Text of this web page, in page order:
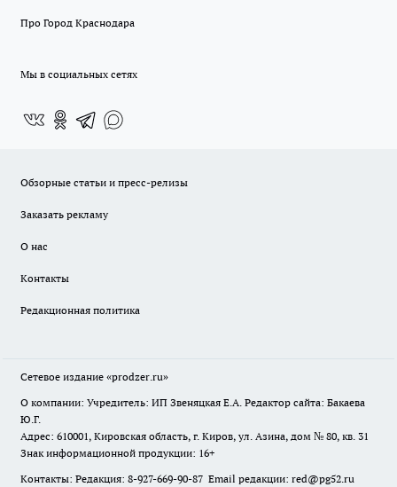
Про Город Краснодара
Мы в социальных сетях
Обзорные статьи и пресс-релизы
Заказать рекламу
О нас
Контакты
Редакционная политика
Сетевое издание «prodzer.ru»
О компании: Учредитель: ИП Звеняцкая Е.А. Редактор сайта: Бакаева
Ю.Г.
Адрес: 610001, Кировская область, г. Киров, ул. Азина, дом № 80, кв. 31
Знак информационной продукции: 16+
Контакты: Редакция: 8-927-669-90-87 Email редакции: red@pg52.ru